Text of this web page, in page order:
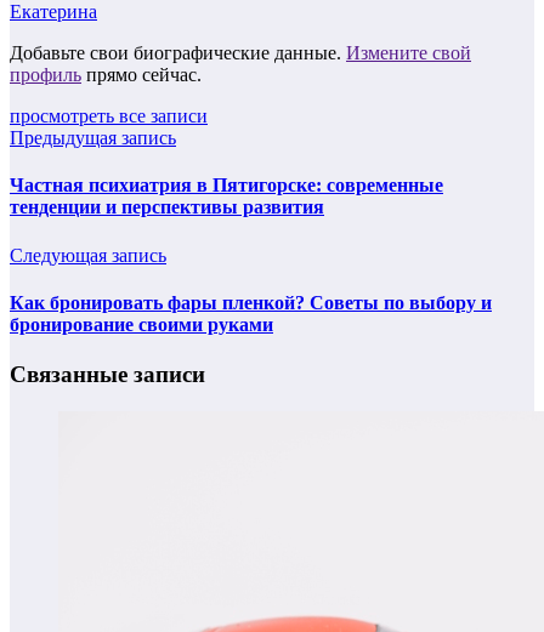
Екатерина
Добавьте свои биографические данные. Измените свой
профиль прямо сейчас.
просмотреть все записи
Предыдущая запись
Частная психиатрия в Пятигорске: современные
тенденции и перспективы развития
Следующая запись
Как бронировать фары пленкой? Советы по выбору и
бронирование своими руками
Связанные записи